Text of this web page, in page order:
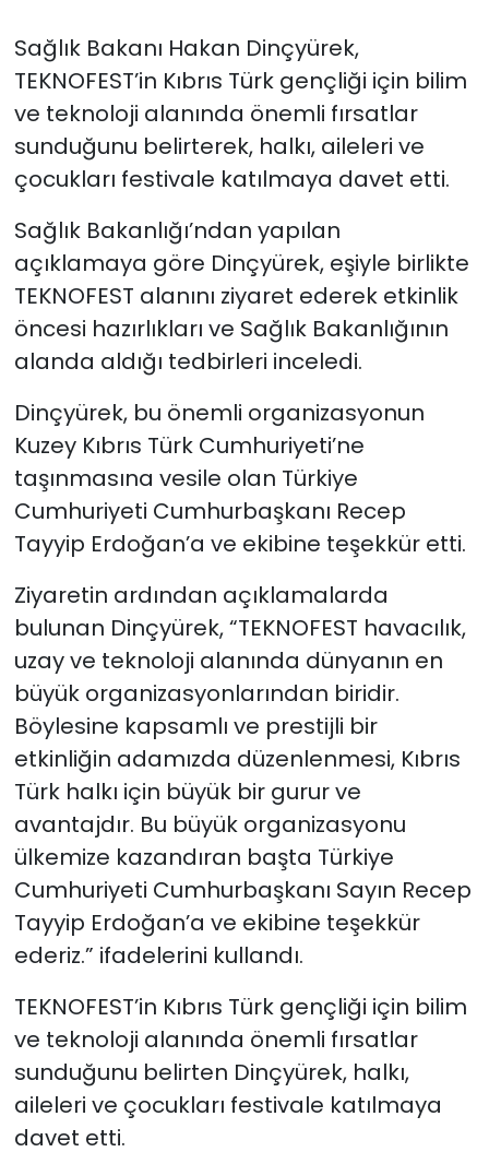
Sağlık Bakanı Hakan Dinçyürek,
TEKNOFEST’in Kıbrıs Türk gençliği için bilim
ve teknoloji alanında önemli fırsatlar
sunduğunu belirterek, halkı, aileleri ve
çocukları festivale katılmaya davet etti.
Sağlık Bakanlığı’ndan yapılan
açıklamaya göre Dinçyürek, eşiyle birlikte
TEKNOFEST alanını ziyaret ederek etkinlik
öncesi hazırlıkları ve Sağlık Bakanlığının
alanda aldığı tedbirleri inceledi.
Dinçyürek, bu önemli organizasyonun
Kuzey Kıbrıs Türk Cumhuriyeti’ne
taşınmasına vesile olan Türkiye
Cumhuriyeti Cumhurbaşkanı Recep
Tayyip Erdoğan’a ve ekibine teşekkür etti.
Ziyaretin ardından açıklamalarda
bulunan Dinçyürek, “TEKNOFEST havacılık,
uzay ve teknoloji alanında dünyanın en
büyük organizasyonlarından biridir.
Böylesine kapsamlı ve prestijli bir
etkinliğin adamızda düzenlenmesi, Kıbrıs
Türk halkı için büyük bir gurur ve
avantajdır. Bu büyük organizasyonu
ülkemize kazandıran başta Türkiye
Cumhuriyeti Cumhurbaşkanı Sayın Recep
Tayyip Erdoğan’a ve ekibine teşekkür
ederiz.” ifadelerini kullandı.
TEKNOFEST’in Kıbrıs Türk gençliği için bilim
ve teknoloji alanında önemli fırsatlar
sunduğunu belirten Dinçyürek, halkı,
aileleri ve çocukları festivale katılmaya
davet etti.
Politika
SAĞLIK
Spor
Teknoloji
TÜRKiYE
Video Galeri
YAŞAM
Yazarlar